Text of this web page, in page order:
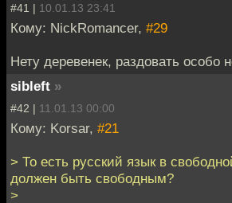
#41 | 10.01.13 23:41
Кому: NickRomancer, #29
Нету деревенек, раздовать особо
sibleft »
#42 | 11.01.13 00:00
Кому: Korsar, #21
> То есть русский язык в
должен быть свободным?
>